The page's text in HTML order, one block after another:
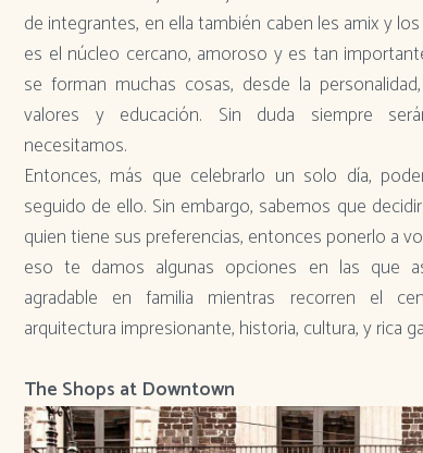
de integrantes, en ella también caben les amix y
es el núcleo cercano, amoroso y es tan
se forman muchas cosas, desde la
valores y educación. Sin duda siempre
necesitamos.
Entonces, más que celebrarlo un solo día,
seguido de ello. Sin embargo, sabemos que
quien tiene sus preferencias, entonces ponerlo a
eso te damos algunas opciones en las que
agradable en familia mientras recorren el
arquitectura impresionante, historia, cultura, y rica
The Shops at Downtown